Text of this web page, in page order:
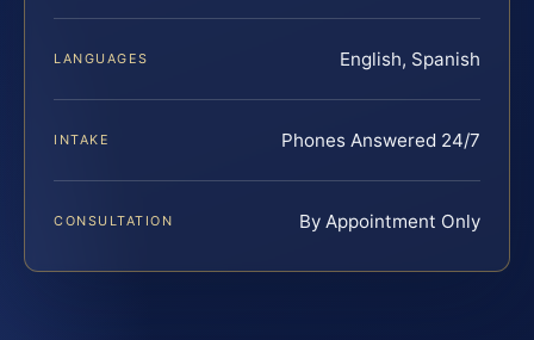
LANGUAGES English, Spanish
INTAKE Phones Answered 24/7
CONSULTATION By Appointment Only